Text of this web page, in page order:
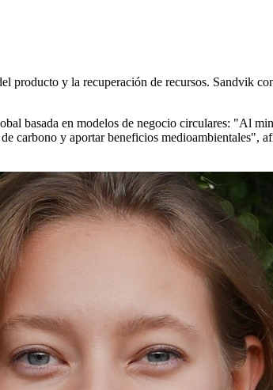
y la recuperación de recursos. Sandvik
basada en modelos de negocio circulares: "Al
carbono y aportar beneficios medioambientales",